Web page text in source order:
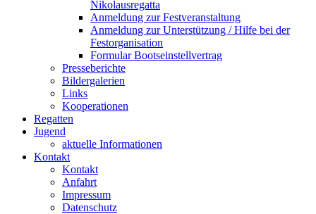
Nikolausregatta
Anmeldung zur Festveranstaltung
Anmeldung zur Unterstützung / Hilfe bei der
Festorganisation
Formular Bootseinstellvertrag
Presseberichte
Bildergalerien
Links
Kooperationen
Regatten
Jugend
aktuelle Informationen
Kontakt
Kontakt
Anfahrt
Impressum
Datenschutz